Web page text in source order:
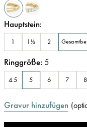
Hauptstein:
1 1½ 2
Ringgröße: 5
4.5 5 6 7 8
Gravur hinzufügen (